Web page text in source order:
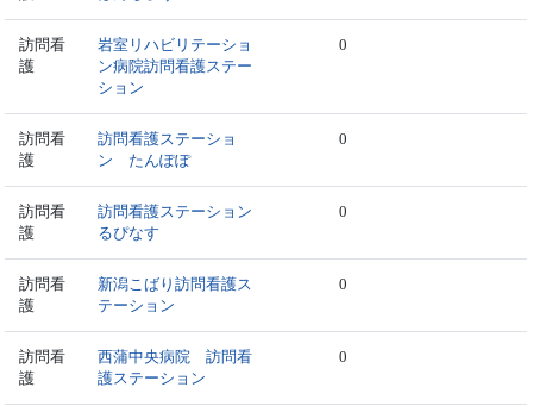
訪問看
護
岩室リハビリテーショ
ン病院訪問看護ステー
ション
0
訪問看
護
訪問看護ステーショ
ン たんぽぽ
0
訪問看
護
訪問看護ステーション
るぴなす
0
訪問看
護
新潟こばり訪問看護ス
テーション
0
訪問看
護
西蒲中央病院 訪問看
護ステーション
0